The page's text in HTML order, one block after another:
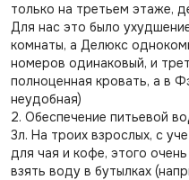
только на третьем этаже,
Для нас это было
комнаты, а Делюкс
номеров одинаковый, и
полноценная кровать, а в
неудобная)
2. Обеспечение питьевой
3л. На троих взрослых, с
для чая и кофе, этого
взять воду в бутылках